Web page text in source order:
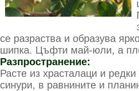
се разраства и образува
шипка. Цъфти май-юли, а
Разпространение:
Расте из храсталаци и
синури, в равнините и